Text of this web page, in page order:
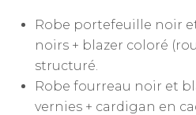
Robe portefeuille noir
noirs + blazer coloré
structuré.
Robe fourreau noir et
vernies + cardigan en